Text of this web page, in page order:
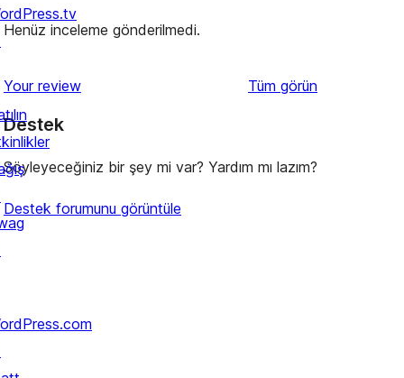
Henüz inceleme gönderilmedi.
Your review Tüm değerlendirmeleri
görün
Destek
Söyleyeceğiniz bir şey mi var? Yardım mı lazım?
Destek forumunu görüntüle